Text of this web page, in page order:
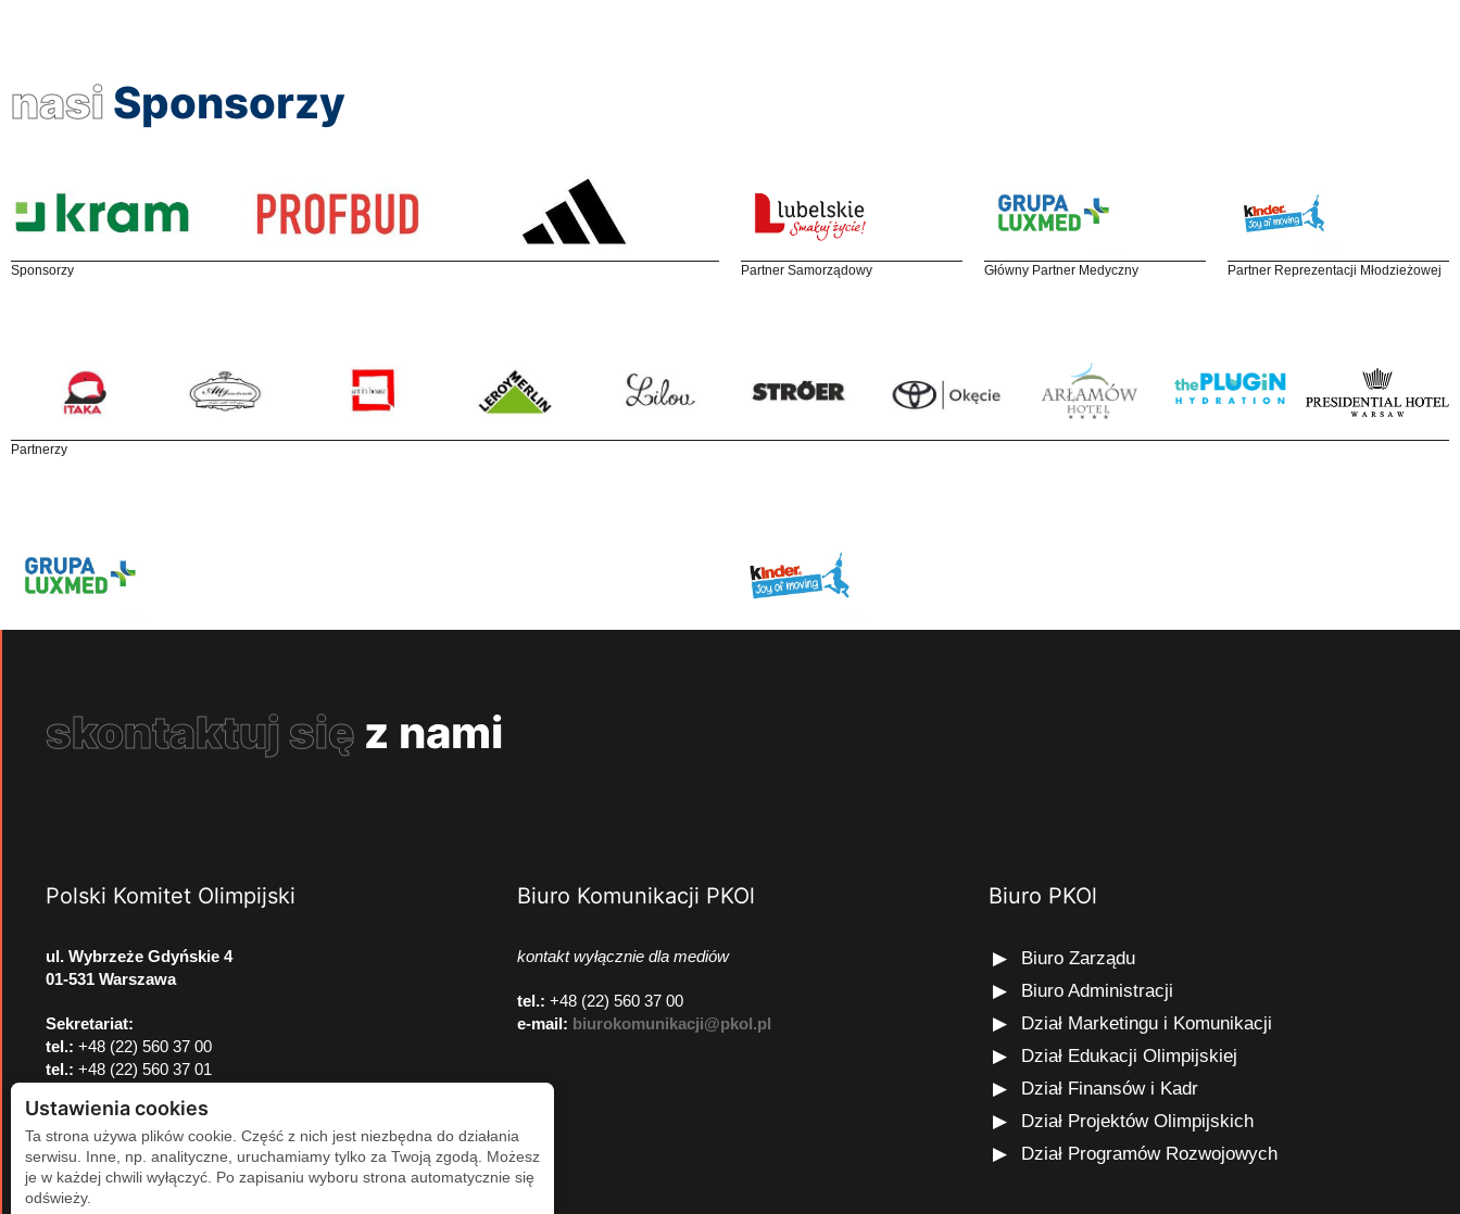
nasi Sponsorzy
Sponsorzy Partner Samorządowy Główny Partner Medyczny Partner Reprezentacji Młodzieżowej
Partnerzy
skontaktuj się z nami
Polski Komitet Olimpijski
ul. Wybrzeże Gdyńskie 4
01-531 Warszawa
Sekretariat:
tel.: +48 (22) 560 37 00
tel.: +48 (22) 560 37 01
Biuro Komunikacji PKOl
kontakt wyłącznie dla mediów
tel.: +48 (22) 560 37 00
e-mail: biurokomunikacji@pkol.pl
Biuro PKOl
Biuro Zarządu
Biuro Administracji
Dział Marketingu i Komunikacji
Dział Edukacji Olimpijskiej
Dział Finansów i Kadr
Dział Projektów Olimpijskich
Dział Programów Rozwojowych
Ustawienia cookies
Ta strona używa plików cookie. Część z nich jest niezbędna do działania
serwisu. Inne, np. analityczne, uruchamiamy tylko za Twoją zgodą. Możesz
je w każdej chwili wyłączyć. Po zapisaniu wyboru strona automatycznie się
odświeży.